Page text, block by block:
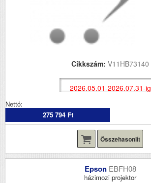
Cikkszám: V11HB73140
2026.05.01-2026.07.31-ig
Nettó:
275 794 Ft
Összehasonlít
Epson EBFH08
házimozi projektor